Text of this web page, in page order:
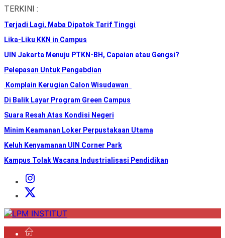
Skip
the
content
TERKINI :
Terjadi Lagi, Maba Dipatok Tarif Tinggi
Lika-Liku KKN in Campus
UIN Jakarta Menuju PTKN-BH, Capaian atau Gengsi?
Pelepasan Untuk Pengabdian
Komplain Kerugian Calon Wisudawan
Di Balik Layar Program Green Campus
Suara Resah Atas Kondisi Negeri
Minim Keamanan Loker Perpustakaan Utama
Keluh Kenyamanan UIN Corner Park
Kampus Tolak Wacana Industrialisasi Pendidikan
Instagram
Institut
X
LPM